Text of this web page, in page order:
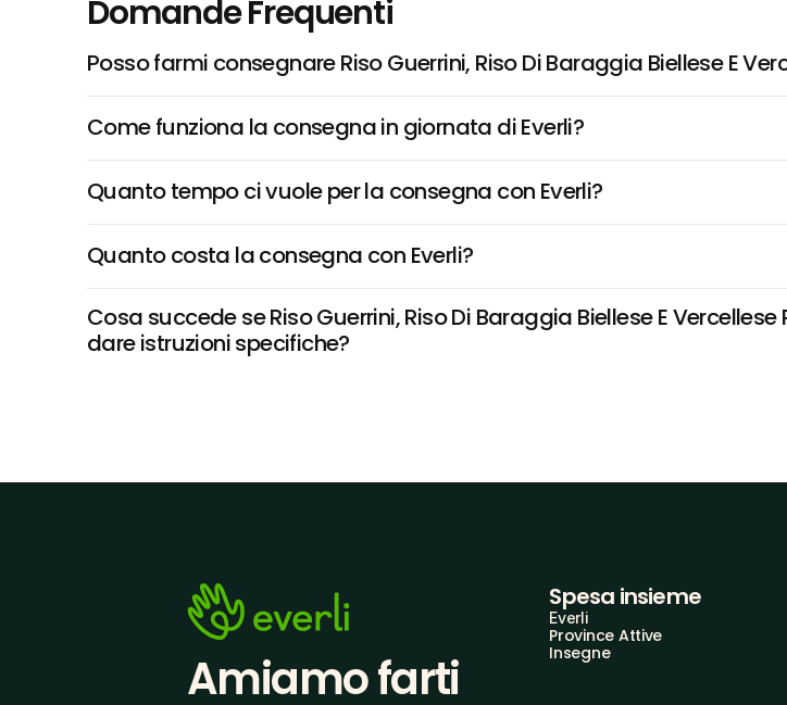
Domande Frequenti
Posso farmi consegnare Riso Guerrini, Riso Di Baraggia Biellese E
Come funziona la consegna in giornata di Everli?
Quanto tempo ci vuole per la consegna con Everli?
Quanto costa la consegna con Everli?
Cosa succede se Riso Guerrini, Riso Di Baraggia Biellese E
dare istruzioni specifiche?
Amiamo farti
Spesa insieme
Everli
Province Attive
Insegne